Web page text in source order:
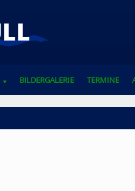
BILDERGALERIE TERMINE